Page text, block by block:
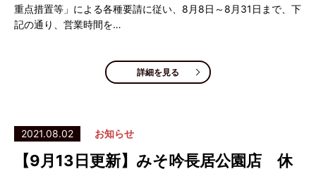
重点措置等」による各種要請に従い、8月8日～8月31日まで、下
記の通り、営業時間を…
詳細を見る
2021.08.02 お知らせ
【9月13日更新】みそ吟長居公園店 休